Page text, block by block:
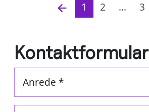
1 2 ... 3
Kontaktformular